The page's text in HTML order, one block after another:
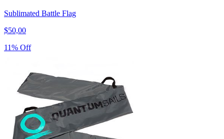
Sublimated Battle Flag
$50,00
11% Off